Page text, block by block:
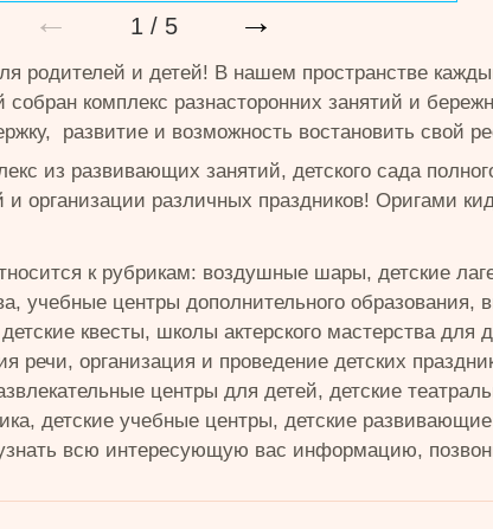
← 1 / 5 →
родителей и детей! В нашем пространстве
комплекс разнасторонних занятий и
развитие и возможность востановить свой
из развивающих занятий, детского сада
организации различных праздников! Оригами
к рубрикам: воздушные шары, детские
учебные центры дополнительного образования,
квесты, школы актерского мастерства для
речи, организация и проведение детских
центры для детей, детские
детские учебные центры, детские
всю интересующую вас информацию,